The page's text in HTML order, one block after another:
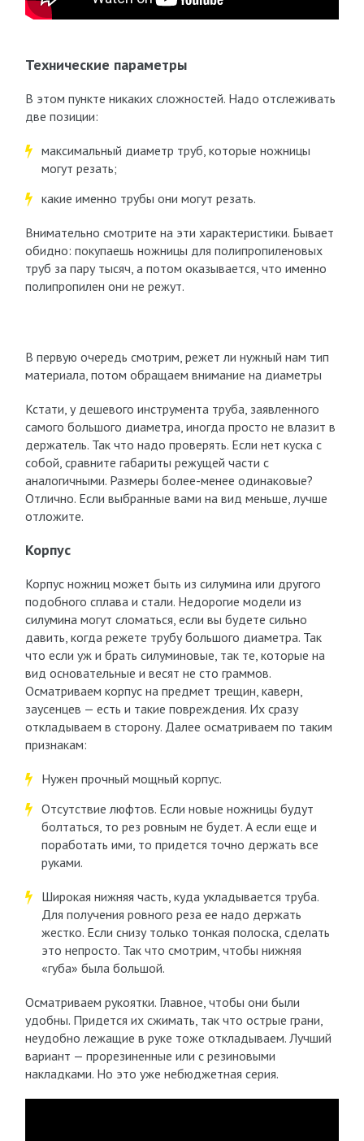
Технические параметры
В этом пункте никаких сложностей. Надо отслеживать
две позиции:
максимальный диаметр труб, которые ножницы
могут резать;
какие именно трубы они могут резать.
Внимательно смотрите на эти характеристики. Бывает
обидно: покупаешь ножницы для полипропиленовых
труб за пару тысяч, а потом оказывается, что именно
полипропилен они не режут.
В первую очередь смотрим, режет ли нужный нам тип
материала, потом обращаем внимание на диаметры
Кстати, у дешевого инструмента труба, заявленного
самого большого диаметра, иногда просто не влазит в
держатель. Так что надо проверять. Если нет куска с
собой, сравните габариты режущей части с
аналогичными. Размеры более-менее одинаковые?
Отлично. Если выбранные вами на вид меньше, лучше
отложите.
Корпус
Корпус ножниц может быть из силумина или другого
подобного сплава и стали. Недорогие модели из
силумина могут сломаться, если вы будете сильно
давить, когда режете трубу большого диаметра. Так
что если уж и брать силуминовые, так те, которые на
вид основательные и весят не сто граммов.
Осматриваем корпус на предмет трещин, каверн,
заусенцев — есть и такие повреждения. Их сразу
откладываем в сторону. Далее осматриваем по таким
признакам:
Нужен прочный мощный корпус.
Отсутствие люфтов. Если новые ножницы будут
болтаться, то рез ровным не будет. А если еще и
поработать ими, то придется точно держать все
руками.
Широкая нижняя часть, куда укладывается труба.
Для получения ровного реза ее надо держать
жестко. Если снизу только тонкая полоска, сделать
это непросто. Так что смотрим, чтобы нижняя
«губа» была большой.
Осматриваем рукоятки. Главное, чтобы они были
удобны. Придется их сжимать, так что острые грани,
неудобно лежащие в руке тоже откладываем. Лучший
вариант — прорезиненные или с резиновыми
накладками. Но это уже небюджетная серия.